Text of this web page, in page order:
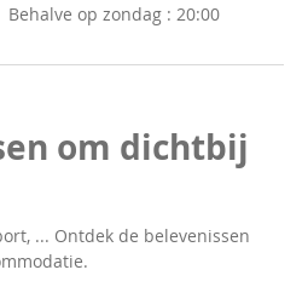
Behalve op zondag : 20:00
om dichtbij
... Ontdek de belevenissen